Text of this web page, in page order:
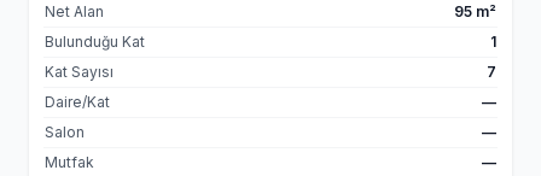
Net Alan
95 m²
Bulunduğu Kat
1
Kat Sayısı
7
Daire/Kat
—
Salon
—
Mutfak
—